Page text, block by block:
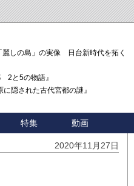
しの島」の実像 日台新時代を拓く「3
2と5の物語』
隠された古代宮都の謎』
特集 動画
2020年11月27日